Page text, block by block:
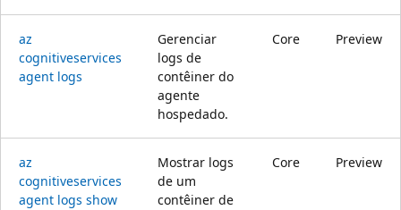
az
cognitiveservices
agent logs
Gerenciar
logs de
contêiner do
agente
hospedado.
Core Preview
az
cognitiveservices
agent logs show
Mostrar logs
de um
contêiner de
Core Preview